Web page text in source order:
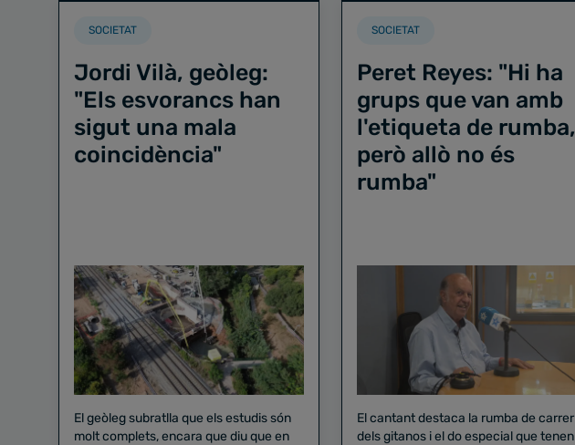
SOCIETAT
Jordi Vilà, geòleg:
"Els esvorancs han
sigut una mala
coincidència"
El geòleg subratlla que els estudis són
molt complets, encara que diu que en
SOCIETAT
Peret Reyes: "Hi ha
grups que van amb
l'etiqueta de rumba,
però allò no és
rumba"
El cantant destaca la rumba de carrer
dels gitanos i el do especial que tenen